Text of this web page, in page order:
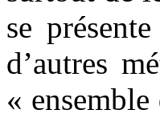
se
d’autres
«